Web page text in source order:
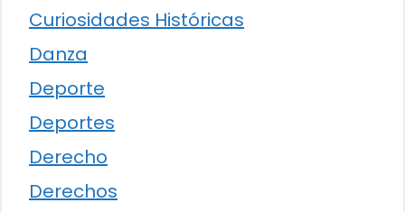
Curiosidades Históricas
Danza
Deporte
Deportes
Derecho
Derechos